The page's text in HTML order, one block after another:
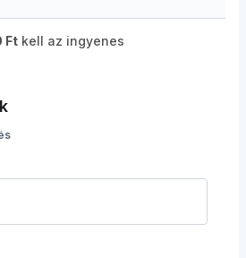
Ft kell az ingyenes